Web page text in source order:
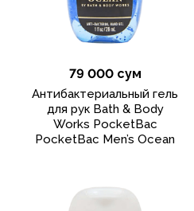
79 000 сум
Антибактериальный гель
для рук Bath & Body
Works PocketBac
PocketBac Men’s Ocean